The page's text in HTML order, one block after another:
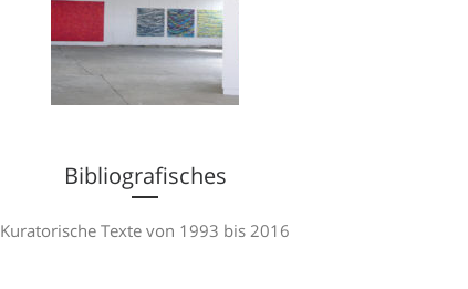
Bibliografisches
Kuratorische Texte von 1993 bis 2016